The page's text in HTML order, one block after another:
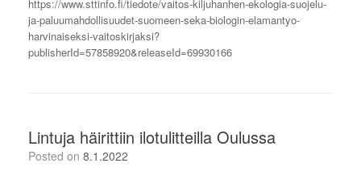
https://www.sttinfo.fi/tiedote/vaitos-kiljuhanhen-ekologia-suojelu-
ja-paluumahdollisuudet-suomeen-seka-biologin-elamantyo-
harvinaiseksi-vaitoskirjaksi?
publisherId=57858920&releaseId=69930166
Lintuja häirittiin ilotulitteilla Oulussa
Posted on 8.1.2022